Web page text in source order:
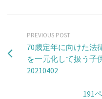
PREVIOUS POST
70歳定年に向けた法
を一元化して扱う子
20210402
191